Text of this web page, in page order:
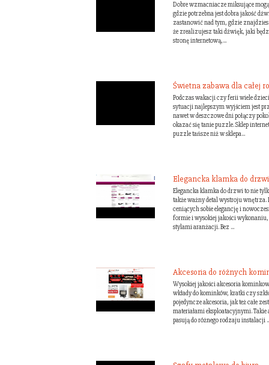
Dobre wzmacniacze miksujące
gdzie potrzebna jest dobra jakość
zastanowić nad tym, gdzie
że zrealizujesz taki dźwięk, jaki
stronę internetową,...
Świetna zabawa dla całej
Podczas wakacji czy ferii wiele
sytuacji najlepszym wyjściem jest
nawet w deszczowe dni połączy
okazać się tanie puzzle. Sklep
puzzle tańsze niż w sklepa...
Elegancka klamka do drzwi
Elegancka klamka do drzwi to nie
także ważny detal wystroju wnętrza.
ceniących sobie elegancję i
formie i wysokiej jakości
stylami aranżacji. Bez ...
Akcesoria do różnych
Wysokiej jakości akcesoria
wkłady do kominków, kratki czy
pojedyncze akcesoria, jak też całe
materiałami eksploatacyjnymi.
pasują do różnego rodzaju instalacji